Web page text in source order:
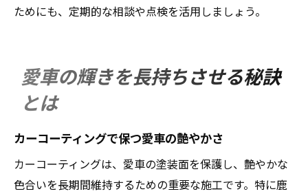
ためにも、定期的な相談や点検を活用しましょう。
愛車の輝きを長持ちさせる秘訣
とは
カーコーティングで保つ愛車の艶やかさ
カーコーティングは、愛車の塗装面を保護し、艶やかな
色合いを長期間維持するための重要な施工です。特に鹿